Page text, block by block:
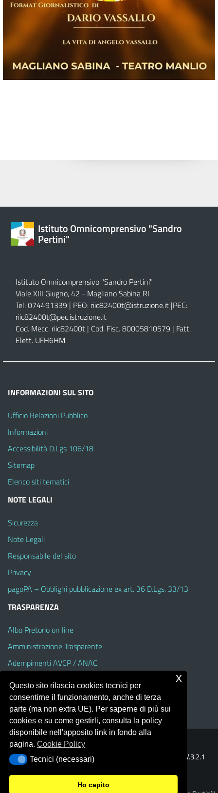
Istituto Omnicomprensivo "Sandro
Pertini"
Istituto Omnicomprensivo "Sandro Pertini"
Viale XIII Giugno, 42 - Magliano Sabina RI
Tel: 074491339 | PEO: riic82400t@istruzione.it |PEC:
riic82400t@pec.istruzione.it
Cod. Mecc. riic82400t | Cod. Fisc. 80005810579 | Fatt.
Elett. UFH6HM
INFORMAZIONI SUL SITO
Ufficio Relazioni Pubblico
Informazioni
Accessibilità D.Lgs 106/18
Sitemap
Elenco siti tematici
NOTE LEGALI
Sicurezza
Note Legali
Responsabile del sito
Privacy
pagoPA – Obblighi pubblicazione ex art. 36 D.Lgs. 33/13
TRASPARENZA
Albo Pretorio on line
Amministrazione Trasparente
Adempimenti AVCP / ANAC
Dichiarazione di accessibilità
Portale realizzato con la piattaforma
Template Italia configurato sul tema accessibile
V.3.2.1
(Alioth)
Questo sito rilascia cookies tecnici per
consentirne il funzionamento, anche di terza
parte (ma non extra UE). Per saperne di più sui
cookies e su come gestirli, consulta la policy
disponibile nell'apposito link in fondo alla
pagina.Cookie Policy
Tecnici (necessari)
Tecnici (necessari)
Ho capito
x